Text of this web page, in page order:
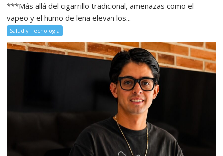
***Más allá del cigarrillo tradicional, amenazas como el
vapeo y el humo de leña elevan los...
Salud y Tecnología